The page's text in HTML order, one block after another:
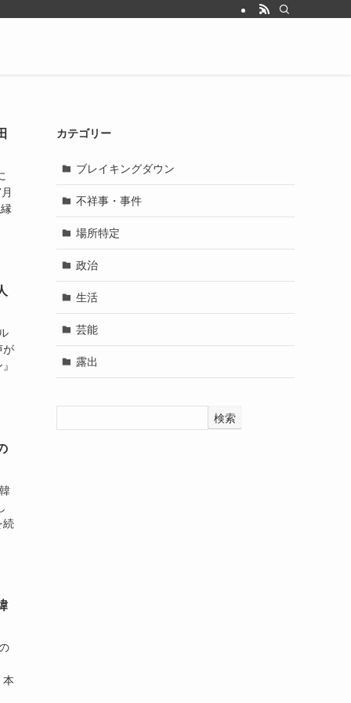
が
続
本
カテゴリー
ブレイキングダウン
不祥事・事件
場所特定
政治
生活
芸能
露出
検索